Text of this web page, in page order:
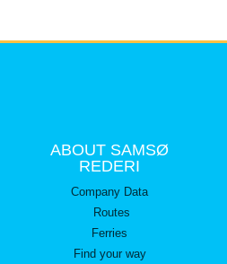
ABOUT SAMSØ
REDERI
Company Data
Routes
Ferries
Find your way